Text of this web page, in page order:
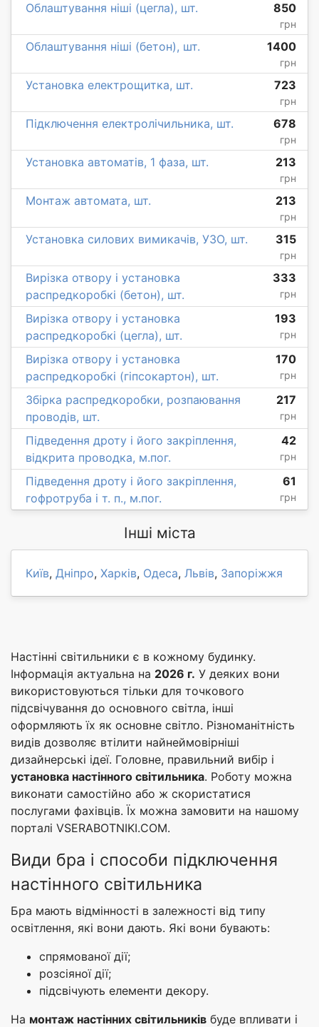
Облаштування ніші (цегла), шт. 850
грн
Облаштування ніші (бетон), шт. 1400
грн
Установка електрощитка, шт. 723
грн
Підключення електролічильника, шт. 678
грн
Установка автоматів, 1 фаза, шт. 213
грн
Монтаж автомата, шт. 213
грн
Установка силових вимикачів, УЗО, шт. 315
грн
Вирізка отвору і установка
распредкоробкі (бетон), шт.
333
грн
Вирізка отвору і установка
распредкоробкі (цегла), шт.
193
грн
Вирізка отвору і установка
распредкоробкі (гіпсокартон), шт.
170
грн
Збірка распредкоробки, розпаювання
проводів, шт.
217
грн
Підведення дроту і його закріплення,
відкрита проводка, м.пог.
42
грн
Підведення дроту і його закріплення,
гофротруба і т. п., м.пог.
61
грн
Інші міста
Київ, Дніпро, Харків, Одеса, Львів, Запоріжжя
Настінні світильники є в кожному будинку.
Інформація актуальна на 2026 г. У деяких вони
використовуються тільки для точкового
підсвічування до основного світла, інші
оформляють їх як основне світло. Різноманітність
видів дозволяє втілити найнеймовірніші
дизайнерські ідеї. Головне, правильний вибір і
установка настінного світильника. Роботу можна
виконати самостійно або ж скористатися
послугами фахівців. Їх можна замовити на нашому
порталі VSERABOTNIKI.COM.
Види бра і способи підключення
настінного світильника
Бра мають відмінності в залежності від типу
освітлення, які вони дають. Які вони бувають:
спрямованої дії;
розсіяної дії;
підсвічують елементи декору.
На монтаж настінних світильників буде впливати і